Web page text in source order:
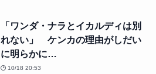
「ワンダ・ナラとイカルディは別
れない」 ケンカの理由がしだい
に明らかに…
10/18 20:53